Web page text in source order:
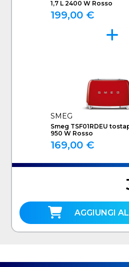
1,7 L 2400 W Rosso
199,00 €
SMEG
Smeg TSF01RDEU
950 W Rosso
169,00 €
AGGIUNGI